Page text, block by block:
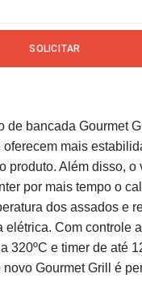
SOLICITAR
de bancada Gourmet
mais
produto. Além disso, o
por mais tempo o
dos assados e
elétrica. Com controle
320ºC e timer de até
Gourmet Grill é